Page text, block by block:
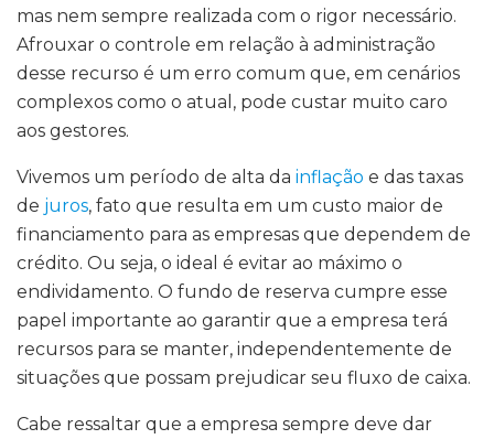
mas nem sempre realizada com o rigor necessário.
Afrouxar o controle em relação à administração
desse recurso é um erro comum que, em cenários
complexos como o atual, pode custar muito caro
aos gestores.
Vivemos um período de alta da inflação e das taxas
de juros, fato que resulta em um custo maior de
financiamento para as empresas que dependem de
crédito. Ou seja, o ideal é evitar ao máximo o
endividamento. O fundo de reserva cumpre esse
papel importante ao garantir que a empresa terá
recursos para se manter, independentemente de
situações que possam prejudicar seu fluxo de caixa.
Cabe ressaltar que a empresa sempre deve dar